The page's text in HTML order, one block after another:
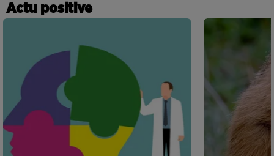
Actu positive